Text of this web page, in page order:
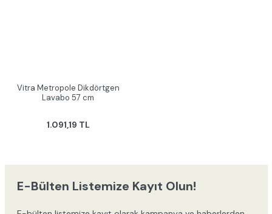
Vitra Metropole Dikdörtgen
Lavabo 57 cm
1.091,19 TL
E-Bülten Listemize Kayıt Olun!